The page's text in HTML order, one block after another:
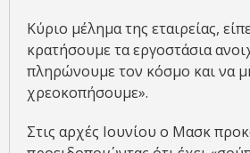
Κύριο μέλημα της εταιρείας,
κρατήσουμε τα εργοστάσια
πληρώνουμε τον κόσμο και να
χρεοκοπήσουμε».
Στις αρχές Ιουνίου ο Μασκ